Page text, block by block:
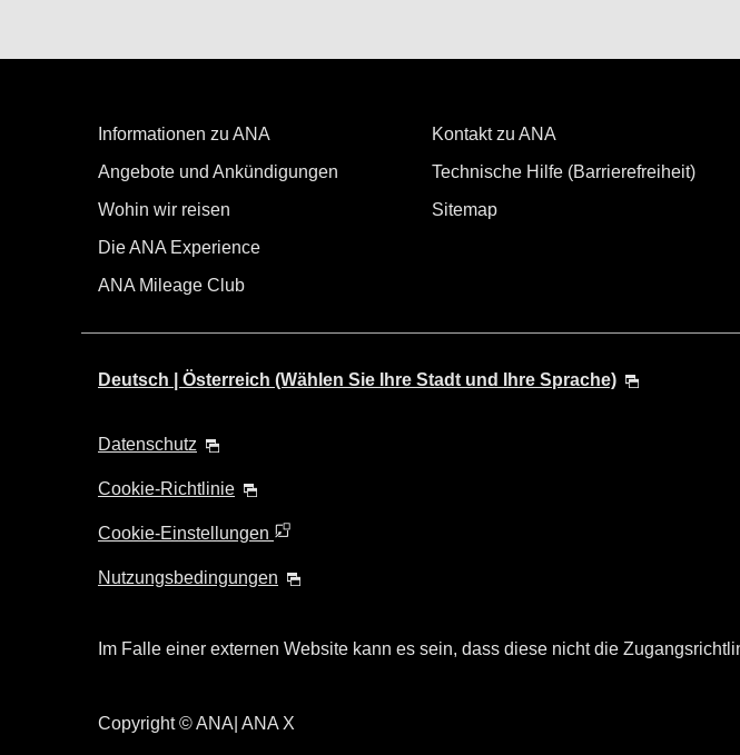
Informationen zu ANA
Angebote und Ankündigungen
Wohin wir reisen
Die ANA Experience
ANA Mileage Club
Kontakt zu ANA
Technische Hilfe (Barrierefreiheit)
Sitemap
Deutsch | Österreich (Wählen Sie Ihre Stadt und Ihre Sprache)
Datenschutz
Cookie-Richtlinie
Cookie-Einstellungen
Nutzungsbedingungen
Im Falle einer externen Website kann es sein, dass diese nicht die
Copyright© ANA| ANA X